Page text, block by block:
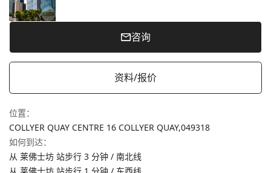
咨询
资料/报价
位置：
COLLYER QUAY CENTRE 16 COLLYER QUAY,049318
如何到达：
从 莱佛士坊 站步行 3 分钟 / 南北线